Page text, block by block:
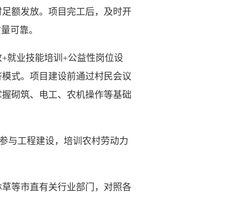
额发放。项目完工后，及时开
可靠。
业技能培训+公益性岗位设
式。项目建设前通过村民会议
砌筑、电工、农机操作等基础
与工程建设，培训农村劳动力
等市直有关行业部门，对照各